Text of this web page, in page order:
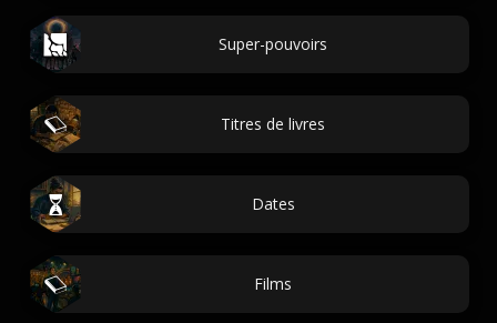
Super-pouvoirs
Titres de livres
Dates
Films